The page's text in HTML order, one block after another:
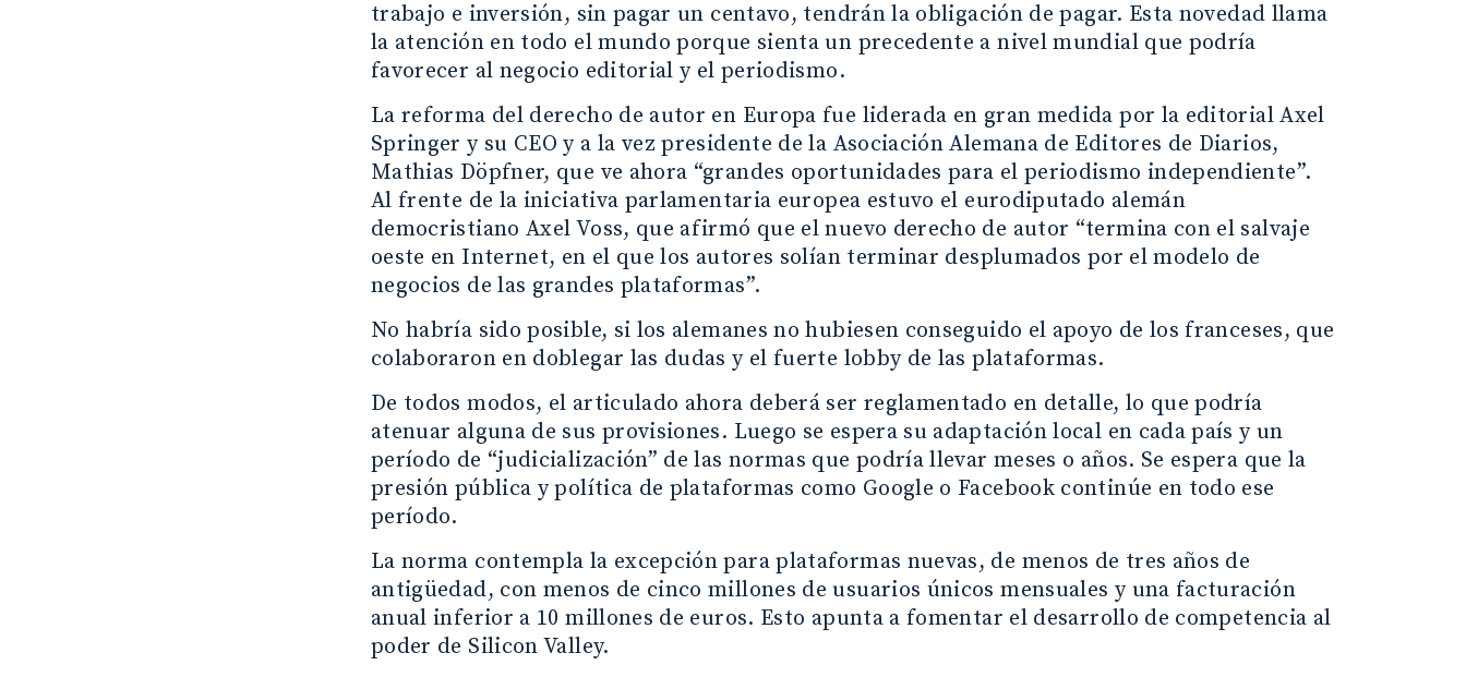
trabajo e inversión, sin pagar un centavo, tendrán la obligación de pagar. Esta novedad llama
la atención en todo el mundo porque sienta un precedente a nivel mundial que podría
favorecer al negocio editorial y el periodismo.
La reforma del derecho de autor en Europa fue liderada en gran medida por la editorial Axel
Springer y su CEO y a la vez presidente de la Asociación Alemana de Editores de Diarios,
Mathias Döpfner, que ve ahora “grandes oportunidades para el periodismo independiente”.
Al frente de la iniciativa parlamentaria europea estuvo el eurodiputado alemán
democristiano Axel Voss, que afirmó que el nuevo derecho de autor “termina con el salvaje
oeste en Internet, en el que los autores solían terminar desplumados por el modelo de
negocios de las grandes plataformas”.
No habría sido posible, si los alemanes no hubiesen conseguido el apoyo de los franceses, que
colaboraron en doblegar las dudas y el fuerte lobby de las plataformas.
De todos modos, el articulado ahora deberá ser reglamentado en detalle, lo que podría
atenuar alguna de sus provisiones. Luego se espera su adaptación local en cada país y un
período de “judicialización” de las normas que podría llevar meses o años. Se espera que la
presión pública y política de plataformas como Google o Facebook continúe en todo ese
período.
La norma contempla la excepción para plataformas nuevas, de menos de tres años de
antigüedad, con menos de cinco millones de usuarios únicos mensuales y una facturación
anual inferior a 10 millones de euros. Esto apunta a fomentar el desarrollo de competencia al
poder de Silicon Valley.